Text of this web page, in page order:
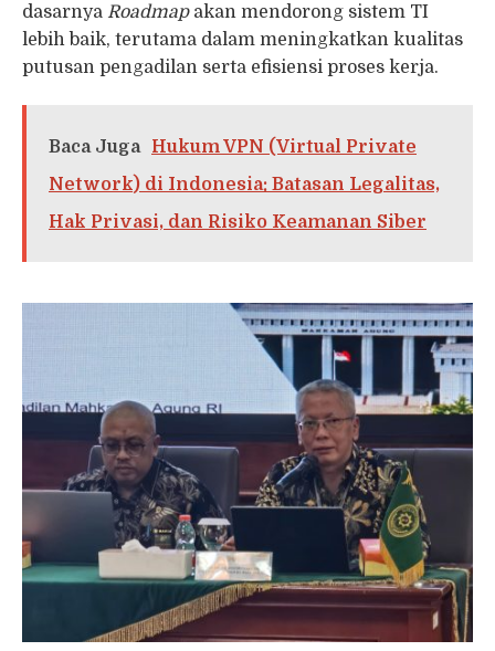
dasarnya Roadmapakan mendorong sistem TI
lebih baik, terutama dalam meningkatkan kualitas
putusan pengadilan serta efisiensi proses kerja.
Baca Juga
Hukum VPN (Virtual Private
Network) di Indonesia: Batasan Legalitas,
Hak Privasi, dan Risiko Keamanan Siber